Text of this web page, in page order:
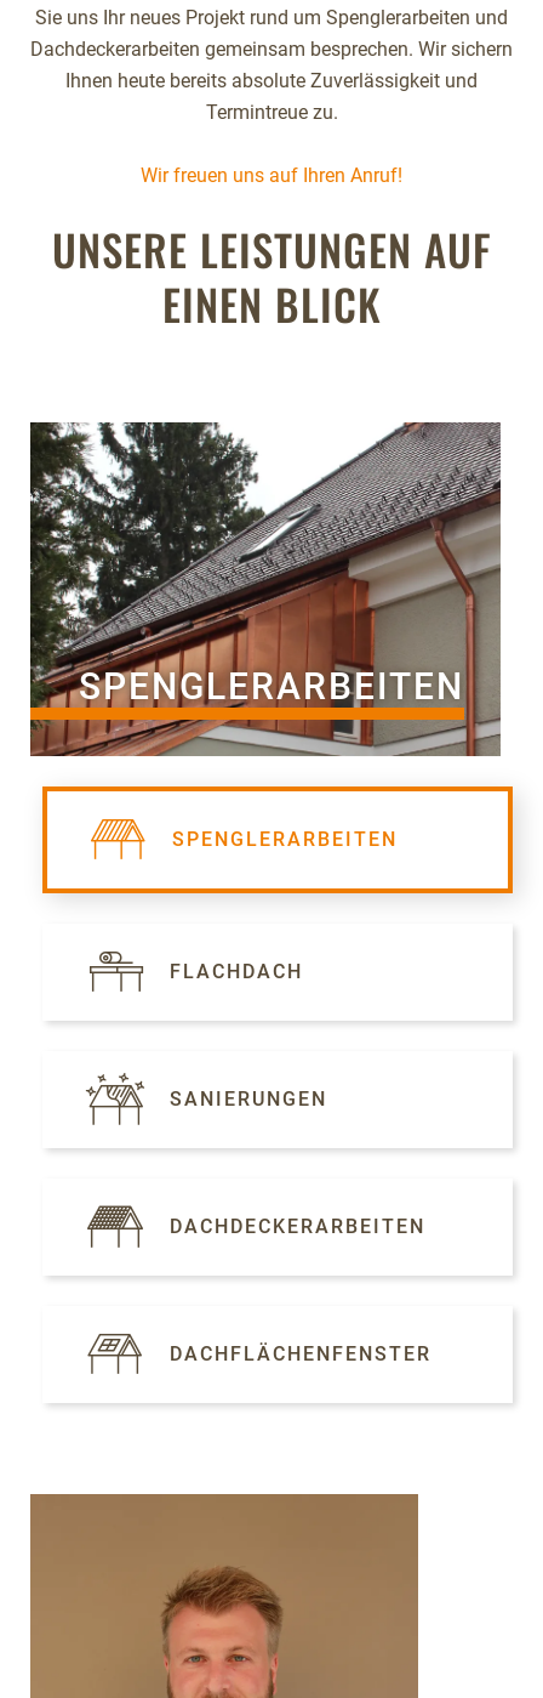
Sie uns Ihr neues Projekt rund um Spenglerarbeiten und
Dachdeckerarbeiten gemeinsam besprechen. Wir sichern
Ihnen heute bereits absolute Zuverlässigkeit und
Termintreue zu.
Wir freuen uns auf Ihren Anruf!
UNSERE LEISTUNGEN AUF
EINEN BLICK
SPENGLERARBEITEN
SPENGLERARBEITEN
FLACHDACH
SANIERUNGEN
DACHDECKERARBEITEN
DACHFLÄCHENFENSTER